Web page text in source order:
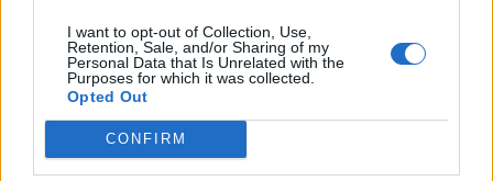
I want to opt-out of Collection, Use,
Retention, Sale, and/or Sharing of my
Personal Data that Is Unrelated with the
Purposes for which it was collected.
Opted Out
CONFIRM
🔎 Terras Check | Câmara de Espinho gastou 120